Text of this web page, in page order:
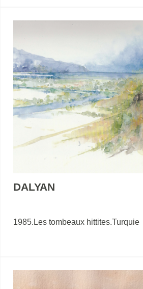
DALYAN
1985.Les tombeaux hittites.Turquie